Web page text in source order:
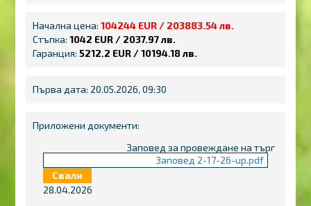
Начална цена:104244 EUR / 203883.54 лв.
Стъпка:1042 EUR / 2037.97 лв.
Гаранция:5212.2 EUR / 10194.18 лв.
Първа дата: 20.05.2026, 09:30
Приложени документи:
Заповед за провеждане на търг
Заповед 2-17-26-up.pdf
Свали
28.04.2026